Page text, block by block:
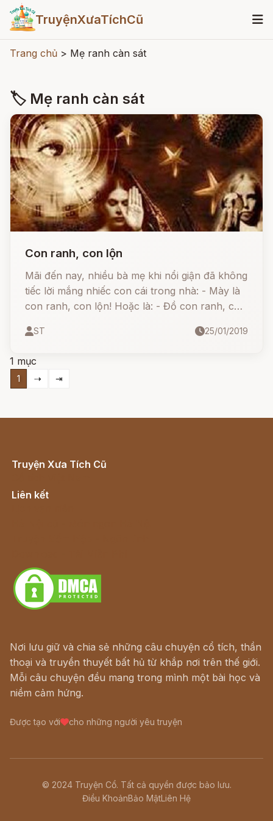
TruyệnXưaTíchCũ
Trang chủ > Mẹ ranh càn sát
🏷 Mẹ ranh càn sát
Con ranh, con lộn
Mãi đến nay, nhiều bà mẹ khi nổi giận đã không
tiếc lời mắng nhiếc con cái trong nhà: - Mày là
con ranh, con lộn! Hoặc là: - Đồ con ranh, con
ST 25/01/2019
1 mục
1 ⇢ ⇥
Truyện Xưa Tích Cũ
Liên kết
Nơi lưu giữ và chia sẻ những câu chuyện cổ tích, thần
thoại và truyền thuyết bất hủ từ khắp nơi trên thế giới.
Mỗi câu chuyện đều mang trong mình một bài học và
niềm cảm hứng.
Được tạo với cho những người yêu truyện
© 2024 Truyện Cổ. Tất cả quyền được bảo lưu.
Điều KhoảnBảo MậtLiên Hệ